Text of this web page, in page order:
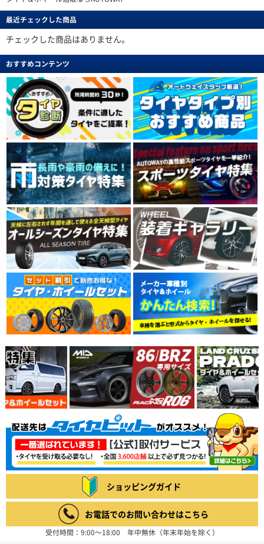
最近チェックした商品
チェックした商品はありません。
おすすめコンテンツ
ショッピングガイド
お電話でのお問い合わせはこちら
受付時間：9:00～18:00 年中無休（年末年始を除く）